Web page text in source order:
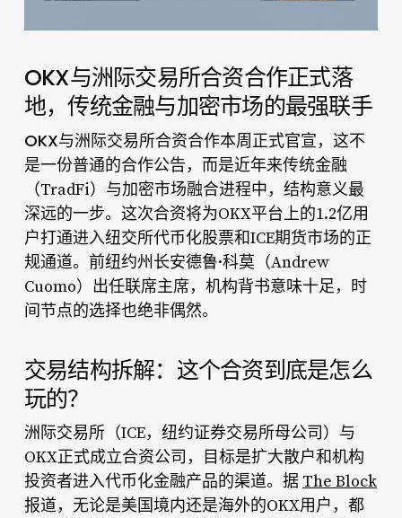
OKX与洲际交易所合资合作正式落
地，传统金融与加密市场的最强联手
OKX与洲际交易所合资合作本周正式官宣，这不
是一份普通的合作公告，而是近年来传统金融
（TradFi）与加密市场融合进程中，结构意义最
深远的一步。这次合资将为OKX平台上的1.2亿用
户打通进入纽交所代币化股票和ICE期货市场的正
规通道。前纽约州长安德鲁·科莫（Andrew
Cuomo）出任联席主席，机构背书意味十足，时
间节点的选择也绝非偶然。
交易结构拆解：这个合资到底是怎么
玩的？
洲际交易所（ICE，纽约证券交易所母公司）与
OKX正式成立合资公司，目标是扩大散户和机构
投资者进入代币化金融产品的渠道。据 The Block
报道，无论是美国境内还是海外的OKX用户，都